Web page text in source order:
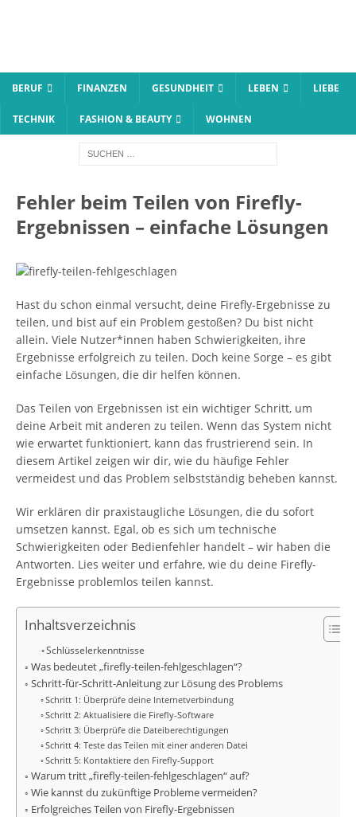
BERUF FINANZEN GESUNDHEIT LEBEN LIEBE
TECHNIK FASHION & BEAUTY WOHNEN
Fehler beim Teilen von Firefly-
Ergebnissen – einfache Lösungen
Hast du schon einmal versucht, deine Firefly-Ergebnisse zu
teilen, und bist auf ein Problem gestoßen? Du bist nicht
allein. Viele Nutzer*innen haben Schwierigkeiten, ihre
Ergebnisse erfolgreich zu teilen. Doch keine Sorge – es gibt
einfache Lösungen, die dir helfen können.
Das Teilen von Ergebnissen ist ein wichtiger Schritt, um
deine Arbeit mit anderen zu teilen. Wenn das System nicht
wie erwartet funktioniert, kann das frustrierend sein. In
diesem Artikel zeigen wir dir, wie du häufige Fehler
vermeidest und das Problem selbstständig beheben kannst.
Wir erklären dir praxistaugliche Lösungen, die du sofort
umsetzen kannst. Egal, ob es sich um technische
Schwierigkeiten oder Bedienfehler handelt – wir haben die
Antworten. Lies weiter und erfahre, wie du deine Firefly-
Ergebnisse problemlos teilen kannst.
Inhaltsverzeichnis
Schlüsselerkenntnisse
Was bedeutet „firefly-teilen-fehlgeschlagen“?
Schritt-für-Schritt-Anleitung zur Lösung des Problems
Schritt 1: Überprüfe deine Internetverbindung
Schritt 2: Aktualisiere die Firefly-Software
Schritt 3: Überprüfe die Dateiberechtigungen
Schritt 4: Teste das Teilen mit einer anderen Datei
Schritt 5: Kontaktiere den Firefly-Support
Warum tritt „firefly-teilen-fehlgeschlagen“ auf?
Wie kannst du zukünftige Probleme vermeiden?
Erfolgreiches Teilen von Firefly-Ergebnissen